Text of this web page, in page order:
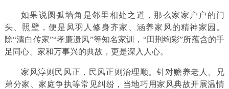
如果说圆弧墙角是邻里相处之道，那么家家户户的门
头、照壁，便是凤羽人修身齐家、涵养家风的精神家园。
除“清白传家”“孝廉遗风”等知名家训，“田荆绚彩”所蕴含的手
足同心、家和万事兴的典故，更是深入人心。
家风淳则民风正，民风正则治理顺。针对赡养老人、兄
弟分家、家庭争执等常见纠纷，当地巧用家风典故开展温情